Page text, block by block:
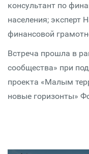
консультант по
населения; эксперт
финансовой
Встреча прошла в
сообщества» при
проекта «Малым
новые горизонты»